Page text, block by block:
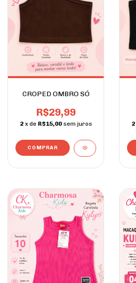
CROPED OMBRO SÓ
R$29,99
2 x de R$15,00 sem juros
COMPRAR
2